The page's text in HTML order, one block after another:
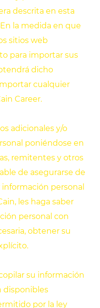
descrita en esta
la medida en que
sitios web
para importar sus
dicho
cualquier
Career.
adicionales y/o
poniéndose en
remitentes y otros
de asegurarse de
personal
les haga saber
personal con
obtener su
su información
disponibles
por la ley